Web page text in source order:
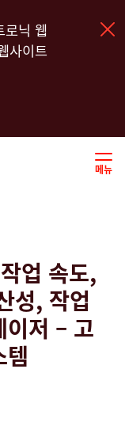
로닉 웹
사이트
메뉴
Benefits Options
업 속도,
성, 작업
이저 – 고
템